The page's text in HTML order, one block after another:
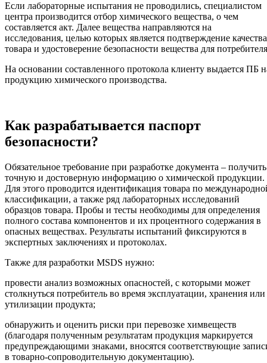
Если лабораторные испытания не проводились, специалистом
центра производится отбор химического вещества, о чем
составляется акт. Далее вещества направляются на
исследования, целью которых является подтверждение качества
товара и удостоверение безопасности вещества для
На основании составленного протокола клиенту выдается ПБ
продукцию химического производства.
Как разрабатывается паспорт
безопасности?
Обязательное требование при разработке документа – получить
точную и достоверную информацию о химической продукции.
Для этого проводится идентификация товара по
классификации, а также ряд лабораторных исследований
образцов товара. Пробы и тесты необходимы для определения
полного состава компонентов и их процентного содержания в
опасных веществах. Результаты испытаний фиксируются в
экспертных заключениях и протоколах.
Также для разработки MSDS нужно:
провести анализ возможных опасностей, с которыми может
столкнуться потребитель во время эксплуатации, хранения или
утилизации продукта;
обнаружить и оценить риски при перевозке химвеществ
(благодаря полученным результатам продукция маркируется
предупреждающими знаками, вносятся соответствующие
в товарно-сопроводительную документацию).